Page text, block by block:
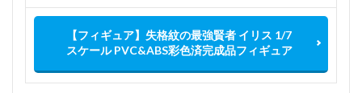
【フィギュア】失格紋の最強賢者 イリス 1/7
スケール PVC&ABS彩色済完成品フィギュア